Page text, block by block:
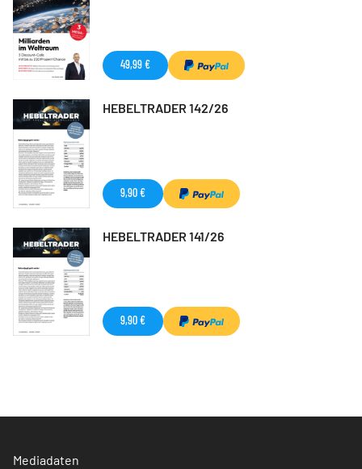
49,99 €
HEBELTRADER 142/26
9,90 €
HEBELTRADER 141/26
9,90 €
Mediadaten